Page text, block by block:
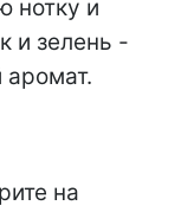
нотку и
и зелень -
аромат.
на